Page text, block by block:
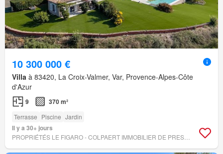
10 300 000 €
Villa à 83420, La Croix-Valmer, Var, Provence-Alpes-Côte
d'Azur
9 370 m²
Terrasse Piscine Jardin
Il y a 30+ jours